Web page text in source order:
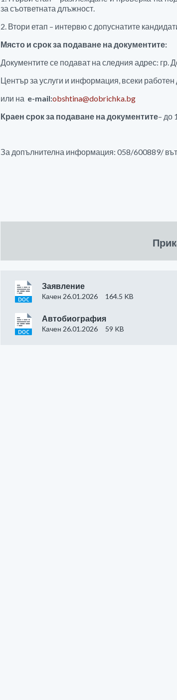
за съответната длъжност.
2. Втори етап – интервю с допуснатите
Място и срок за подаване на документите:
Документите се подават на следния адрес: гр.
Център за услуги и информация, всеки работен
или на e-mail:obshtina@dobrichka.bg
Краен срок за подаване на документите– до
За допълнителна информация: 058/600889/
Заявление
Качен 26.01.2026 164.5 KB
Автобиография
Качен 26.01.2026 59 KB